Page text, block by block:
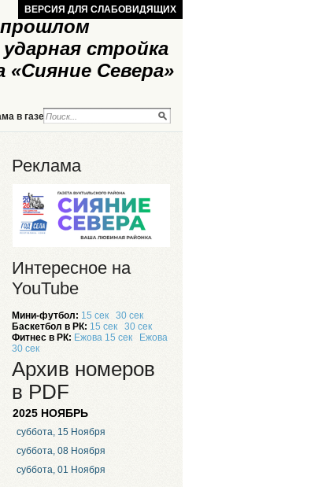
стройка
«Сияние Севера»
ВЕРСИЯ ДЛЯ СЛАБОВИДЯЩИХ
в газете Реклама на сайте
Реклама
Интересное на
YouTube
Мини-футбол: 15 сек
30 сек
Баскетбол в РК: 15 сек
30 сек
Фитнес в РК: Ежова 15 сек
Ежова
30 сек
Архив номеров
в PDF
2025 НОЯБРЬ
суббота, 15 Ноября
суббота, 08 Ноября
суббота, 01 Ноября